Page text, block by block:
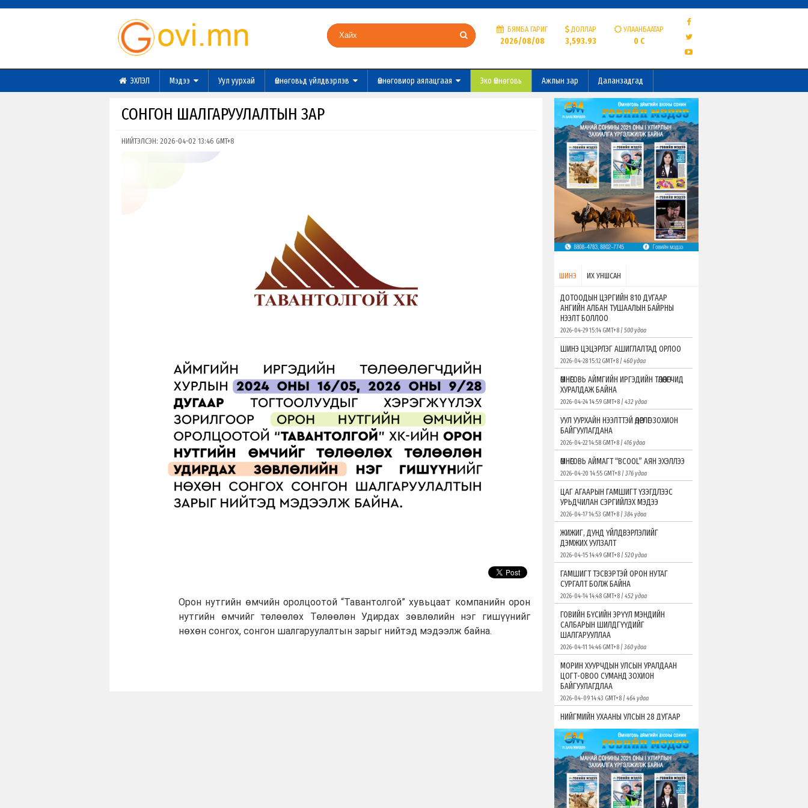
БЯМБА ГАРИГ
2026/08/08
ДОЛЛАР
3,593.93
УЛААНБААТАР
0 C
ЭХЛЭЛ Мэдээ Уул уурхай Өмнөговьд үйлдвэрлэв Өмнөговиор аялацгаая Эко Өмнөговь Ажлын зар Даланзадгад
ШИНЭ ИХ УНШСАН
ДОТООДЫН ЦЭРГИЙН 810 ДУГААР
АНГИЙН АЛБАН ТУШААЛЫН БАЙРНЫ
НЭЭЛТ БОЛЛОО
2026-04-29 15:14 GMT+8 | 500 удаа
ШИНЭ ЦЭЦЭРЛЭГ АШИГЛАЛТАД ОРЛОО
2026-04-28 15:12 GMT+8 | 460 удаа
ӨМНӨГОВЬ АЙМГИЙН ИРГЭДИЙН ТӨЛӨӨЛӨГЧИД
ХУРАЛДАЖ БАЙНА
2026-04-24 14:59 GMT+8 | 432 удаа
УУЛ УУРХАЙН НЭЭЛТТЭЙ ӨДӨРЛӨГ ЗОХИОН
БАЙГУУЛАГДАНА
2026-04-22 14:58 GMT+8 | 416 удаа
ӨМНӨГОВЬ АЙМАГТ “ВСOOL” АЯН ЭХЭЛЛЭЭ
2026-04-20 14:55 GMT+8 | 376 удаа
ЦАГ АГААРЫН ГАМШИГТ ҮЗЭГДЛЭЭС
УРЬДЧИЛАН СЭРГИЙЛЭХ МЭДЭЭ
2026-04-17 14:53 GMT+8 | 384 удаа
ЖИЖИГ, ДУНД ҮЙЛДВЭРЛЭЛИЙГ
ДЭМЖИХ УУЛЗАЛТ
2026-04-15 14:49 GMT+8 | 520 удаа
ГАМШИГТ ТЭСВЭРТЭЙ ОРОН НУТАГ
СУРГАЛТ БОЛЖ БАЙНА
2026-04-14 14:48 GMT+8 | 452 удаа
ГОВИЙН БҮСИЙН ЭРҮҮЛ МЭНДИЙН
САЛБАРЫН ШИЛДГҮҮДИЙГ
ШАЛГАРУУЛЛАА
2026-04-11 14:46 GMT+8 | 360 удаа
МОРИН ХУУРЧДЫН УЛСЫН УРАЛДААН
ЦОГТ-ОВОО СУМАНД ЗОХИОН
БАЙГУУЛАГДЛАА
2026-04-09 14:43 GMT+8 | 464 удаа
НИЙГМИЙН УХААНЫ УЛСЫН 28 ДУГААР
ОЛИМПИАД ӨМНӨГОВЬ АЙМАГТ ЭХЭЛЛЭЭ
2026-04-08 14:40 GMT+8| 392 удаа
ЖИЖИГ, ДУНД ҮЙЛДВЭРИЙГ ХӨГЖҮҮЛЭХ
САНГААС ХӨНГӨЛӨЛТТЭЙ ЗЭЭЛ ОЛГОХ ТӨСӨЛ
ХҮЛЭЭН АВЧ ЭХЭЛЛЭЭ
2026-04-06 13:50 GMT+8| 656 удаа
СОНГОН ШАЛГАРУУЛАЛТЫН ЗАР
НИЙТЭЛСЭН: 2026-04-02 13:46 GMT+8
Орон нутгийн өмчийн оролцоотой “Тавантолгой” хувьцаат компанийн орон
нутгийн өмчийг төлөөлөх Төлөөлөн Удирдах зөвлөлийн нэг гишүүнийг
нөхөн сонгох, сонгон шалгаруулалтын зарыг нийтэд мэдээлж байна.